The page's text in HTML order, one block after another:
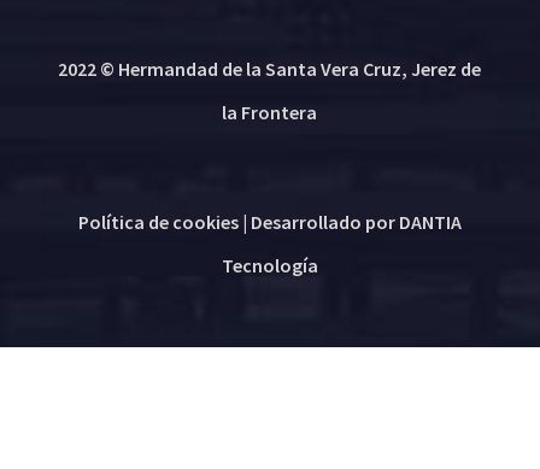
2022 © Hermandad de la Santa Vera Cruz, Jerez de
la Frontera
Política de cookies| Desarrollado por DANTIA
Tecnología